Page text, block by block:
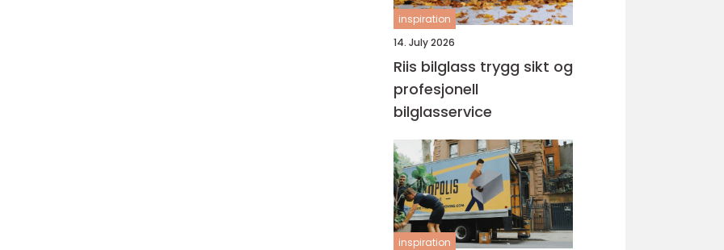
inspiration
14. July 2026
Riis bilglass trygg sikt og
profesjonell
bilglasservice
inspiration